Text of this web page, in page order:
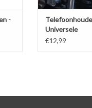
-
Universele
ventilatiehouder
€12,99